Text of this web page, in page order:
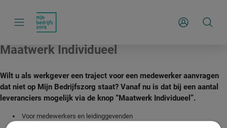
n
a
v
g
Inloggen
Maatwerk Individueel
Wilt u als werkgever een traject voor een medewerker aanvragen
dat niet op Mijn Bedrijfszorg staat? Vanaf nu is dat bij een aantal
leveranciers mogelijk via de knop “Maatwerk Individueel”.
Voor medewerkers en leidinggevenden